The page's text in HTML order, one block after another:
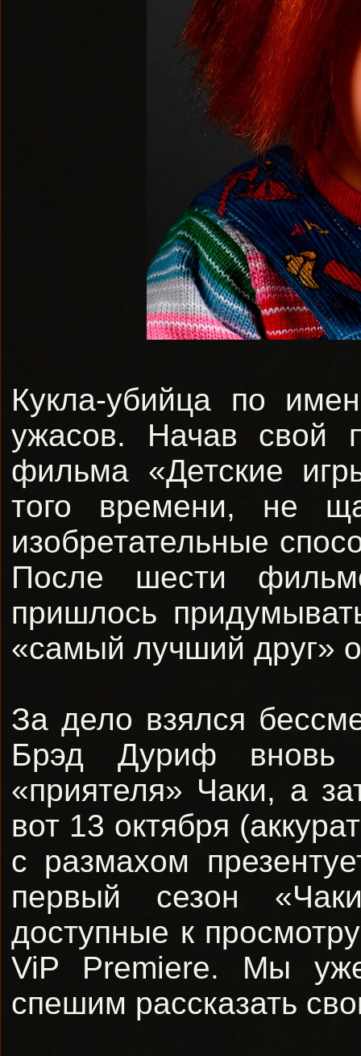
Кукла-убийца по
ужасов. Начав свой
фильма «Детские
того времени, не
изобретательные
После шести
пришлось
«самый лучший друг»
За дело взялся
Брэд Дуриф вновь
«приятеля» Чаки, а
вот 13 октября
с размахом
первый сезон
доступные к
ViP Premiere. Мы
спешим рассказать